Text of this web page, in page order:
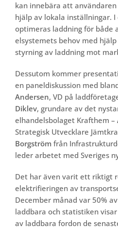
kan innebära att
hjälp av lokala inställningar.
optimeras laddning för både
elsystemets behov med
styrning av laddning mot
Dessutom kommer
en paneldiskussion med
Andersen, VD på
Diklev, grundare av det
elhandelsbolaget Krafthem –
Strategisk Utvecklare
Borgström från
leder arbetet med Sveriges
Det har även varit ett riktigt
elektrifieringen av
December månad var 50%
laddbara och statistiken
av laddbara fordon de